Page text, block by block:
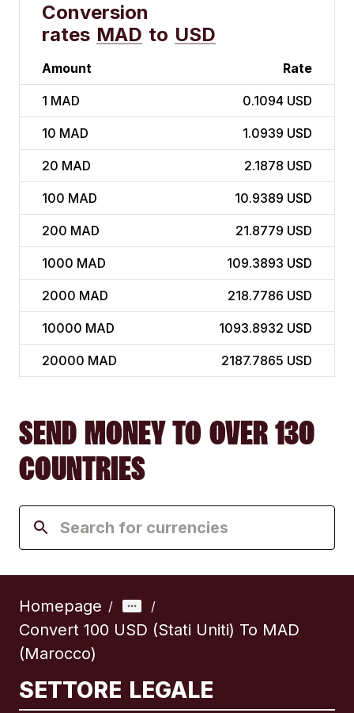
Conversion
rates MAD to USD
Amount Rate
1 MAD 0.1094 USD
10 MAD 1.0939 USD
20 MAD 2.1878 USD
100 MAD 10.9389 USD
200 MAD 21.8779 USD
1000 MAD 109.3893 USD
2000 MAD 218.7786 USD
10000 MAD 1093.8932 USD
20000 MAD 2187.7865 USD
SEND MONEY TO OVER 130
COUNTRIES
Homepage / /
Convert 100 USD (Stati Uniti) To MAD
(Marocco)
SETTORE LEGALE